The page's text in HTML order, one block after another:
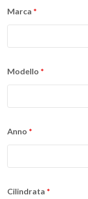
Marca *
Modello *
Anno *
Cilindrata *